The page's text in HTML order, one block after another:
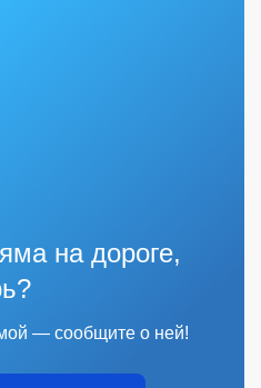
на дороге,
— сообщите о ней!